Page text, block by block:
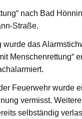
nach Bad
Straße.
wurde das
Menschenrettung“
Feuerwehr wurde
vermisst.
selbständig